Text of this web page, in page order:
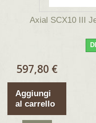
Axial SCX10 III
597,80 €
Aggiungi
al carrello